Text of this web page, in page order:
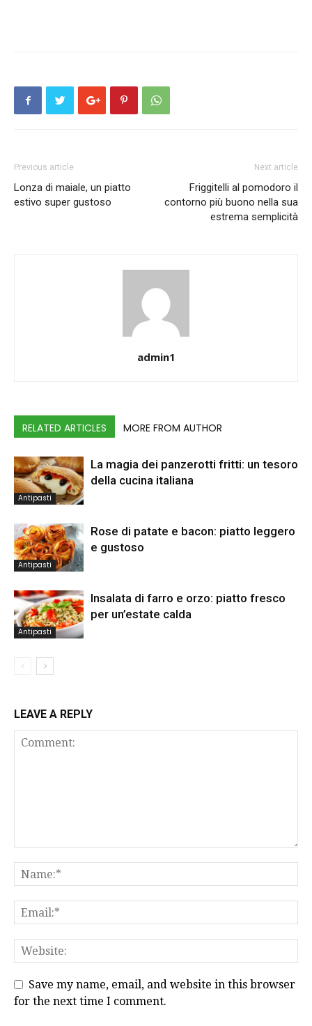
Previous article
Lonza di maiale, un piatto
estivo super gustoso
Next article
Friggitelli al pomodoro il
contorno più buono nella sua
estrema semplicità
admin1
RELATED ARTICLES MORE FROM AUTHOR
Antipasti
La magia dei panzerotti fritti: un tesoro
della cucina italiana
Antipasti
Rose di patate e bacon: piatto leggero
e gustoso
Antipasti
Insalata di farro e orzo: piatto fresco
per un’estate calda
LEAVE A REPLY
Save my name, email, and website in this browser
for the next time I comment.